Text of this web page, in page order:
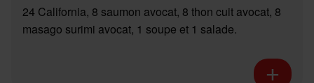
24 California, 8 saumon avocat, 8 thon cuit avocat, 8
masago surimi avocat, 1 soupe et 1 salade.